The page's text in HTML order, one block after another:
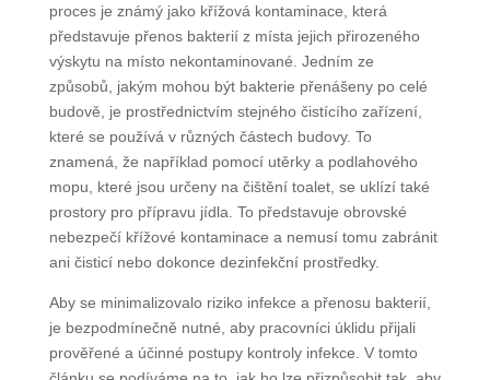
proces je známý jako křížová kontaminace, která
představuje přenos bakterií z místa jejich přirozeného
výskytu na místo nekontaminované. Jedním ze
způsobů, jakým mohou být bakterie přenášeny po celé
budově, je prostřednictvím stejného čistícího zařízení,
které se používá v různých částech budovy. To
znamená, že například pomocí utěrky a podlahového
mopu, které jsou určeny na čištění toalet, se uklízí také
prostory pro přípravu jídla. To představuje obrovské
nebezpečí křížové kontaminace a nemusí tomu zabránit
ani čisticí nebo dokonce dezinfekční prostředky.
Aby se minimalizovalo riziko infekce a přenosu bakterií,
je bezpodmínečně nutné, aby pracovníci úklidu přijali
prověřené a účinné postupy kontroly infekce. V tomto